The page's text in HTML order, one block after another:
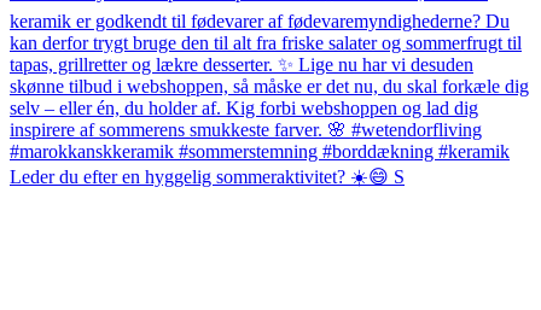
Leder du efter en hyggelig sommeraktivitet? ☀️😄 S